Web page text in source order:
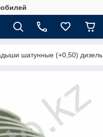
шатунные (+0,50) дизель